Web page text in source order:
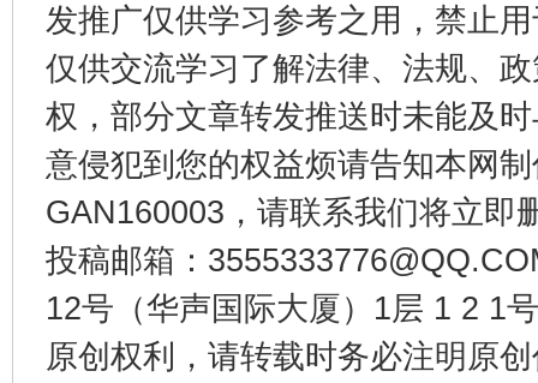
发推广仅供学习参考之用，禁止
仅供交流学习了解法律、法规、
权，部分文章转发推送时未能及
意侵犯到您的权益烦请告知本网
GAN160003，请联系我们将立即
投稿邮箱：
12号（华声国际大厦）1层 1 2 1
原创权利，请转载时务必注明原
千年窑火 生生不息 一